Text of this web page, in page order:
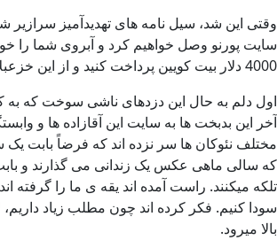
وقتی این شد، سیل نامه های تهدیدآمیز سرازیر
سایت پورنو وصل خواهیم کرد و آبروی شما را
4000 دلار بیت کویین پرداخت کنید و از این خزعبلات.
اول دلم به حال این دزدهای ناشی سوخت که به
آخر این بدبخت ها به سایت این آقازاده ها و
مختلف نئوکان ها سر نزده اند که فرضاً بابت
که سالی ماهی عکس یک زندانی می گذارند و
تلکه میکنند. راست آمده اند یقه ی ما را گرفته اند
سودا کنیم. فکر کرده اند چون مطلب زیاد داریم،
بالا میرود.